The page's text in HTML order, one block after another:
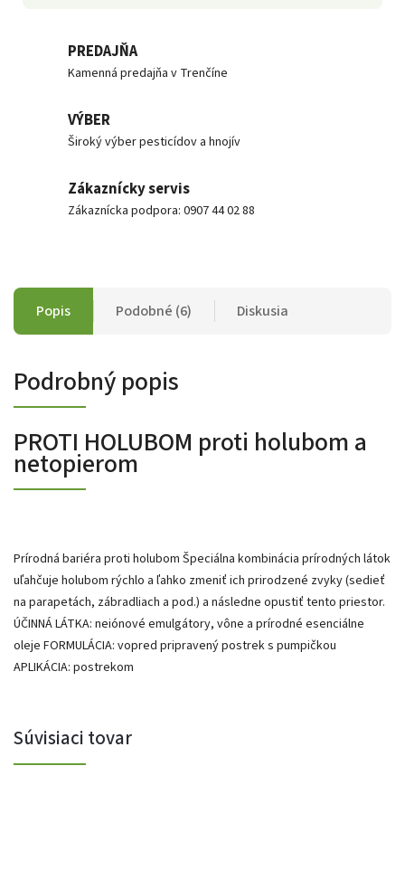
PREDAJŇA
Kamenná predajňa v Trenčíne
VÝBER
Široký výber pesticídov a hnojív
Zákaznícky servis
Zákaznícka podpora: 0907 44 02 88
Popis Podobné (6) Diskusia
Podrobný popis
PROTI HOLUBOM proti holubom a
netopierom
Prírodná bariéra proti holubom Špeciálna kombinácia prírodných látok
uľahčuje holubom rýchlo a ľahko zmeniť ich prirodzené zvyky (sedieť
na parapetách, zábradliach a pod.) a následne opustiť tento priestor.
ÚČINNÁ LÁTKA: neiónové emulgátory, vône a prírodné esenciálne
oleje FORMULÁCIA: vopred pripravený postrek s pumpičkou
APLIKÁCIA: postrekom
Súvisiaci tovar